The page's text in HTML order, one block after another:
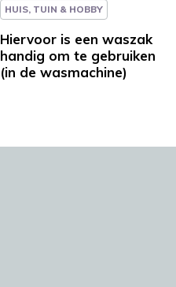
HUIS, TUIN & HOBBY
Hiervoor is een waszak
handig om te gebruiken
(in de wasmachine)